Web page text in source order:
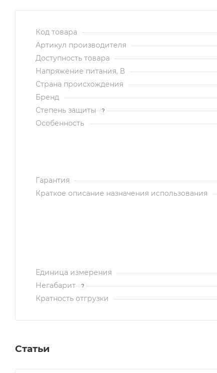
Код товара
Артикул производителя
Доступность товара
Напряжение питания, В
Страна происхождения
Бренд
Степень защиты
?
Особенность
Гарантия
Краткое описание назначения использования
Единица измерения
Негабарит
?
Кратность отгрузки
Статьи